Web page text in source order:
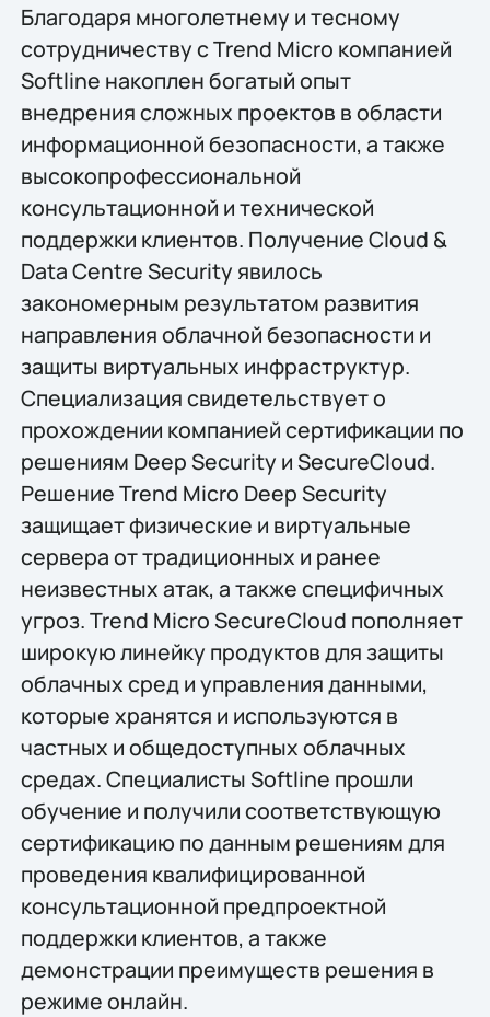
Благодаря многолетнему и тесному
сотрудничеству с Trend Micro компанией
Softline накоплен богатый опыт
внедрения сложных проектов в области
информационной безопасности, а также
высокопрофессиональной
консультационной и технической
поддержки клиентов. Получение Cloud &
Data Centre Security явилось
закономерным результатом развития
направления облачной безопасности и
защиты виртуальных инфраструктур.
Специализация свидетельствует о
прохождении компанией сертификации по
решениям Deep Security и SecureCloud.
Решение Trend Micro Deep Security
защищает физические и виртуальные
сервера от традиционных и ранее
неизвестных атак, а также специфичных
угроз. Trend Micro SecureCloud пополняет
широкую линейку продуктов для защиты
облачных сред и управления данными,
которые хранятся и используются в
частных и общедоступных облачных
средах. Специалисты Softline прошли
обучение и получили соответствующую
сертификацию по данным решениям для
проведения квалифицированной
консультационной предпроектной
поддержки клиентов, а также
демонстрации преимуществ решения в
режиме онлайн.